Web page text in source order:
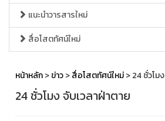
แนะนำวารสารใหม่
สื่อโสตทัศน์ใหม่
หน้าหลัก>ข่าว>สื่อโสตทัศน์ใหม่> 24 ชั่วโม
24 ชั่วโมง จับเวลาฝ่าตาย